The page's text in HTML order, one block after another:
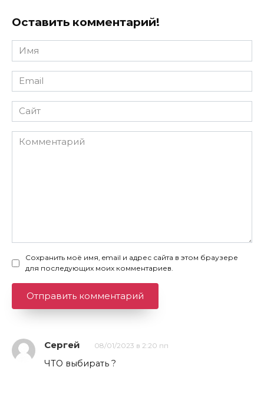
Оставить комментарий!
Имя
*
Email
*
Сайт
Комментарий
Сохранить моё имя, email и адрес сайта в этом браузере
для последующих моих комментариев.
Сергей 08/01/2023 в 2:20 пп
ЧТО выбирать ?